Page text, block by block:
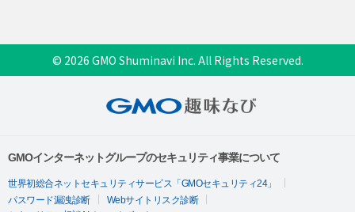
© 2026 GMO Shuminavi Inc. All Rights Reserved.